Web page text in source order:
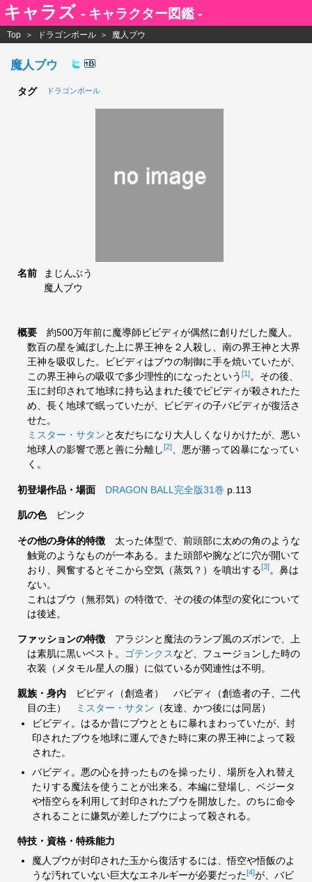
キャラズ - キャラクター図鑑 -
Top ドラゴンボール 魔人ブウ
魔人ブウ
タグ ドラゴンボール
名前
まじんぶう
魔人ブウ
概要
約500万年前に魔導師ビビディが偶然に創りだした魔人。
数百の星を滅ぼした上に界王神を２人殺し、南の界王神と大界
王神を吸収した。ビビディはブウの制御に手を焼いていたが、
この界王神らの吸収で多少理性的になったという [1]。その後、
玉に封印されて地球に持ち込まれた後でビビディが殺されたた
め、長く地球で眠っていたが、ビビディの子バビディが復活さ
せた。
ミスター・サタンと友だちになり大人しくなりかけたが、悪い
地球人の影響で悪と善に分離し [2]、悪が勝って凶暴になってい
く。
初登場作品・場面 DRAGON BALL完全版31巻 p.113
肌の色 ピンク
その他の身体的特徴
太った体型で、前頭部に太めの角のような
触覚のようなものが一本ある。また頭部や腕などに穴が開いて
おり、興奮するとそこから空気（蒸気？）を噴出する[3] 。鼻は
ない。
これはブウ（無邪気）の特徴で、その後の体型の変化について
は後述。
ファッションの特徴
アラジンと魔法のランプ風のズボンで、上
は素肌に黒いベスト。
ゴテンクスなど、フュージョンした時の
衣装（メタモル星人の服）に似ているが関連性は不明。
親族・身内
ビビディ（創造者） バビディ（創造者の子、二代
目の主）
ミスター・サタン （友達、かつ後には同居）
ビビディ。はるか昔にブウとともに暴れまわっていたが、封
印されたブウを地球に運んできた時に東の界王神によって殺
された。
バビディ。悪の心を持ったものを操ったり、場所を入れ替え
たりする魔法を使うことが出来る。本編に登場し、ベジータ
や悟空らを利用して封印されたブウを開放した。のちに命令
されることに嫌気が差したブウによって殺される。
特技・資格・特殊能力
魔人ブウが封印された玉から復活するには、悟空や悟飯のよ
うな汚れていない巨大なエネルギーが必要だった[4]が、バビ